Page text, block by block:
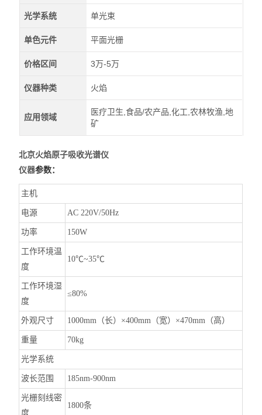
光学系统 单光束
单色元件 平面光栅
价格区间 3万-5万
仪器种类 火焰
应用领域
医疗卫生,食品/农产品,化工,农林牧渔,地
矿
北京火焰原子吸收光谱仪
仪器参数：
主机
电源 AC 220V/50Hz
功率 150W
工作环境温
度
10℃~35℃
工作环境湿
度
≤80%
外观尺寸 1000mm（长）×400mm（宽）×470mm（高）
重量 70kg
光学系统
波长范围 185nm-900nm
光栅刻线密
度
1800条